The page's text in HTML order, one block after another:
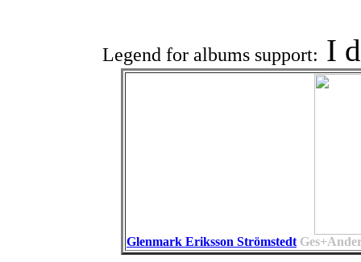
Legend for albums support: I
Glenmark Eriksson Strömstedt